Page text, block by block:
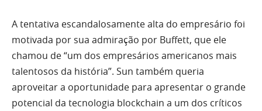
A tentativa escandalosamente alta do empresário foi
motivada por sua admiração por Buffett, que ele
chamou de “um dos empresários americanos mais
talentosos da história”. Sun também queria
aproveitar a oportunidade para apresentar o grande
potencial da tecnologia blockchain a um dos críticos